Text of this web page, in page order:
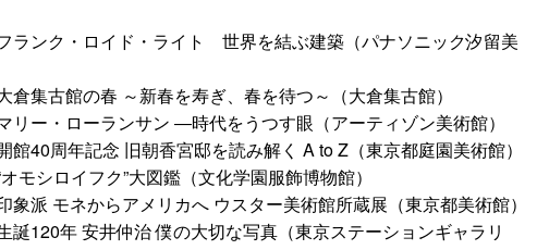
ンク・ロイド・ライト 世界を結ぶ建築（パナソニック汐留美
集古館の春 ～新春を寿ぎ、春を待つ～（大倉集古館）
ー・ローランサン ―時代をうつす眼（アーティゾン美術館）
40周年記念 旧朝香宮邸を読み解く A to Z（東京都庭園美術館）
モシロイフク”大図鑑（文化学園服飾博物館）
派 モネからアメリカへ ウスター美術館所蔵展（東京都美術館）
120年 安井仲治 僕の大切な写真（東京ステーションギャラリ